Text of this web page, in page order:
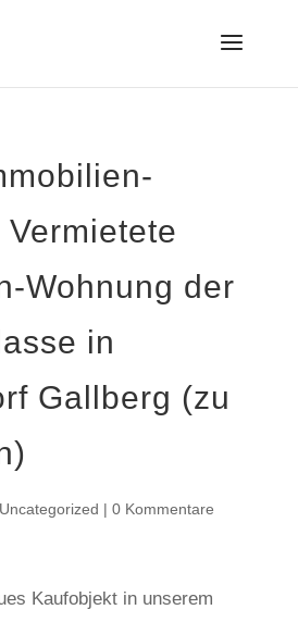
Wohnung der
in
Gallberg (zu
Uncategorized | 0 Kommentare
Kaufobjekt in unserem